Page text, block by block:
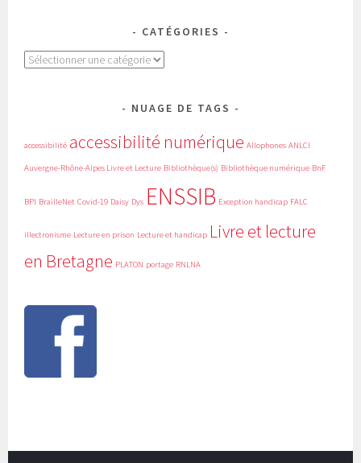
CATÉGORIES
Catégories
NUAGE DE TAGS
accessibilité accessibilité numérique Allophones ANLCI
Auvergne-Rhône-Alpes Livre et Lecture Bibliothèque(s) Bibliothèque numérique BnF
BPI BrailleNet Covid-19 Daisy Dys ENSSIB Exception handicap FALC
illectronisme Lecture en prison Lecture et handicap Livre et lecture
en Bretagne PLATON portage RNLNA